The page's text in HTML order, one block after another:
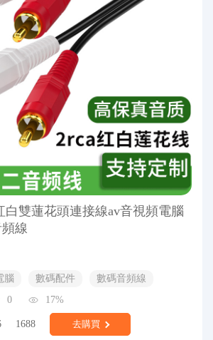
白雙蓮花頭連接線av音視頻電腦
線
腦 數碼配件
數碼音頻線
0 17%
1688 去購買